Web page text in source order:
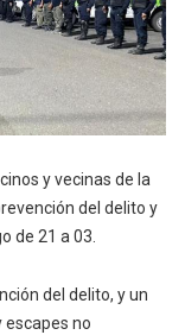
y vecinas de la
del delito y
de 21 a 03.
del delito, y un
no